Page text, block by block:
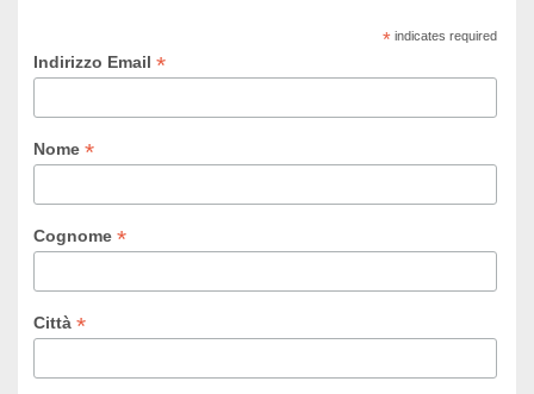
*indicates required
Indirizzo Email *
Nome *
Cognome *
Città *